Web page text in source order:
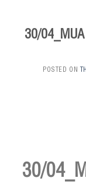
30/04_MUA
POSTED ON
30/